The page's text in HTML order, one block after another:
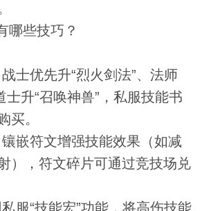
哪些技巧？
士优先升“烈火剑法”、法师
士升“召唤神兽”，私服技能书
买。
嵌符文增强技能效果（如减
），符文碎片可通过竞技场兑
服“技能宏”功能，将高伤技能